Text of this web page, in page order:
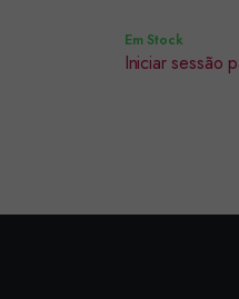
Em Stock
Iniciar sessão